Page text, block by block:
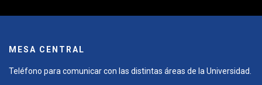
MESA CENTRAL
Teléfono para comunicar con las distintas áreas de la Universidad.